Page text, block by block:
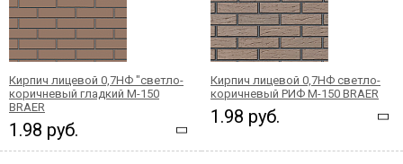
Кирпич лицевой 0,7НФ "светло-
коричневый гладкий М-150
BRAER
1.98 руб.
Кирпич лицевой 0,7НФ светло-
коричневый РИФ М-150 BRAER
1.98 руб.